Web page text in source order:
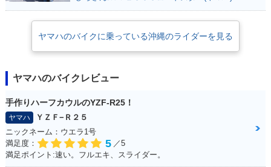
ヤマハのバイクに乗っている沖縄のライダーを見る
ヤマハのバイクレビュー
手作りハーフカウルのYZF-R25！
ヤマハ
ＹＺＦ−Ｒ２５
ニックネーム：ウエラ1号
満足度：
5 ／5
満足ポイント:速い。フルエキ、スライダー。